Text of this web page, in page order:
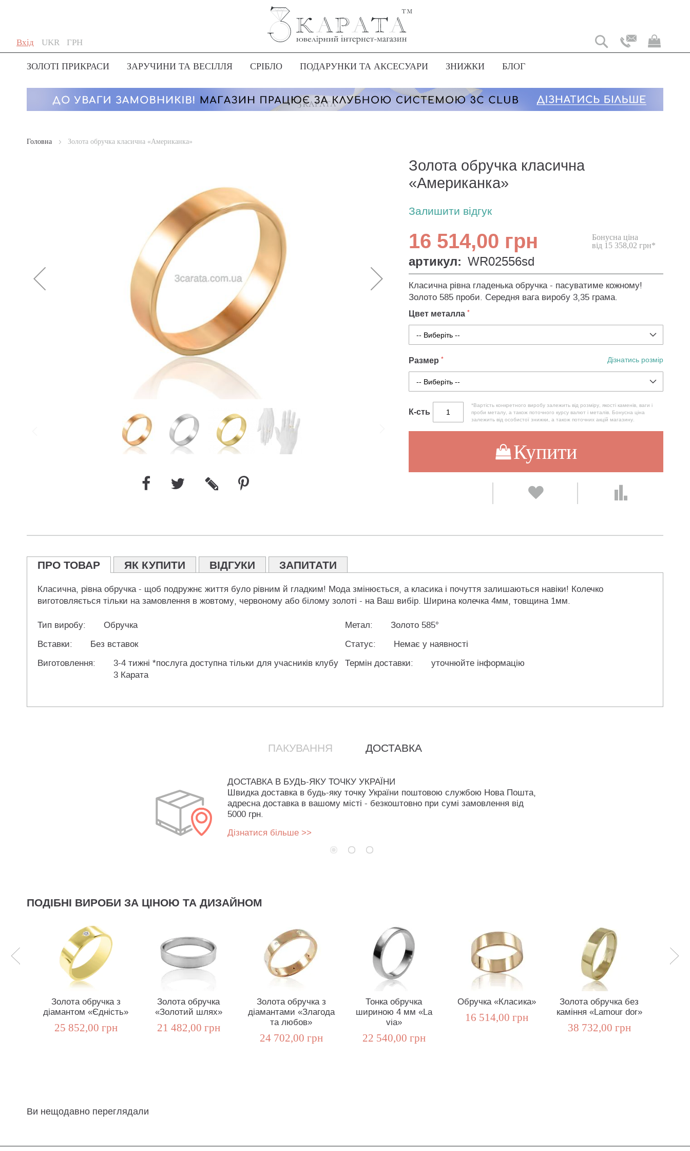
Вхід
Skip
to
Content
Мова
UKR
Мій
Валюта
ГРН
ЗОЛОТІ ПРИКРАСИ ЗАРУЧИНИ ТА ВЕСІЛЛЯ СРІБЛО ПОДАРУНКИ ТА АКСЕСУАРИ ЗНИЖКИ БЛОГ
Головна Золота обручка класична «Американка»
Золота обручка класична
«Американка»
Залишити відгук
16 514,00 грн
Бонусна ціна
від 15 358,02 грн*
артикул: WR02556sd
Класична рівна гладенька обручка - пасуватиме кожному!
Золото 585 проби. Середня вага виробу 3,35 грама.
Цвет металла
Размер Дізнатись розмір
К-сть
*Вартість конкретного виробу залежить від розміру, якості каменів, ваги і
проби металу, а також поточного курсу валют і металів. Бонусна ціна
залежить від особистої знижки, а також поточних акцій магазину.
Купити
ПРО ТОВАР ЯК КУПИТИ ВІДГУКИ ЗАПИТАТИ
Класична, рівна обручка - щоб подружнє життя було рівним й гладким! Мода змінюється, а класика і почуття залишаються навіки! Колечко
виготовляється тільки на замовлення в жовтому, червоному або білому золоті - на Ваш вибір. Ширина колечка 4мм, товщина 1мм.
Тип виробу: Обручка Метал:
Золото 585°
Вставки:
Без вставок Статус:
Немає у наявності
Виготовлення:
3-4 тижні *послуга доступна тільки для учасників клубу
3 Карата
Термін доставки: уточнюйте інформацію
ПАКУВАННЯ ДОСТАВКА
ДОСТАВКА В БУДЬ-ЯКУ ТОЧКУ УКРАЇНИ
Швидка доставка в будь-яку точку України поштовою службою Нова Пошта,
адресна доставка в вашому місті - безкоштовно при сумі замовлення від
5000 грн.
Дізнатися більше >>
ПОДІБНІ ВИРОБИ ЗА ЦІНОЮ ТА ДИЗАЙНОМ
Золота обручка з
діамантом «Єдність»
25 852,00 грн
Золота обручка
«Золотий шлях»
21 482,00 грн
Золота обручка з
діамантами «Злагода
та любов»
24 702,00 грн
Тонка обручка
шириною 4 мм «La
via»
22 540,00 грн
Обручка «Класика»
16 514,00 грн
Золота обручка без
каміння «Lamour dor»
38 732,00 грн
Ви нещодавно переглядали